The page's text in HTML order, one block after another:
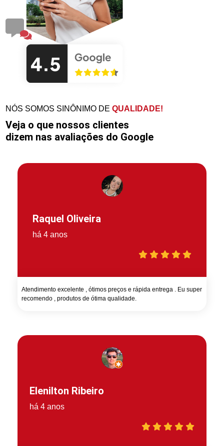
NÓS SOMOS SINÔNIMO DEQUALIDADE!
Veja o que nossos clientes
dizem nas avaliações do Google
Raquel Oliveira
há 4 anos
Atendimento excelente , ótimos preços e rápida entrega . Eu super
recomendo , produtos de ótima qualidade.
Elenilton Ribeiro
há 4 anos